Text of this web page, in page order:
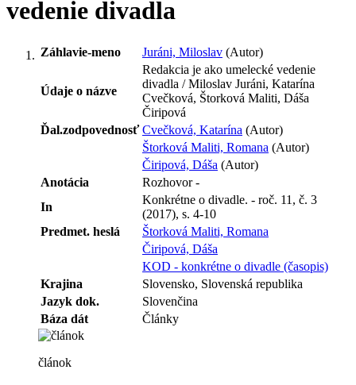
vedenie divadla
Záhlavie-meno Juráni, Miloslav (Autor)
Údaje o názve
Redakcia je ako umelecké vedenie
divadla / Miloslav Juráni, Katarína
Cvečková, Štorková Maliti, Dáša
Čiripová
Ďal.zodpovednosť Cvečková, Katarína (Autor)
Štorková Maliti, Romana (Autor)
Čiripová, Dáša (Autor)
Anotácia
Rozhovor -
In
Konkrétne o divadle. - roč. 11, č. 3
(2017), s. 4-10
Predmet. heslá
Štorková Maliti, Romana
Čiripová, Dáša
KOD - konkrétne o divadle (časopis)
Krajina
Slovensko, Slovenská republika
Jazyk dok.
Slovenčina
Báza dát
Články
článok